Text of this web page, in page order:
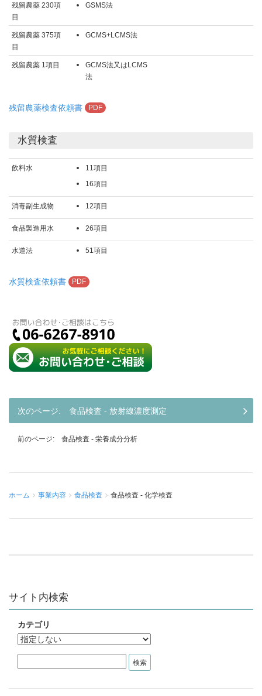
残留農薬 230項
目
GSMS法
残留農薬 375項
目
GCMS+LCMS法
残留農薬 1項目
GCMS法又はLCMS
法
残留農薬検査依頼書 PDF
水質検査
飲料水
11項目
16項目
消毒副生成物 12項目
食品製造用水 26項目
水道法 51項目
水質検査依頼書 PDF
食品検査 - 放射線濃度測定
食品検査 - 栄養成分分析
ホーム 事業内容 食品検査 食品検査 - 化学検査
サイト内検索
カテゴリ